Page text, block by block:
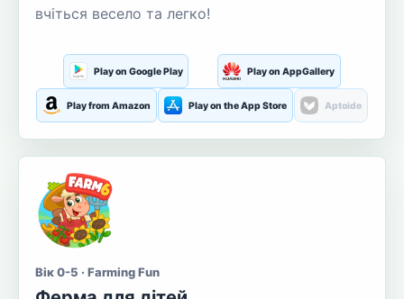
вчіться весело та легко!
Play on Google Play Play on AppGallery
Play from Amazon Play on the App Store Aptoide
Вік 0-5 · Farming Fun